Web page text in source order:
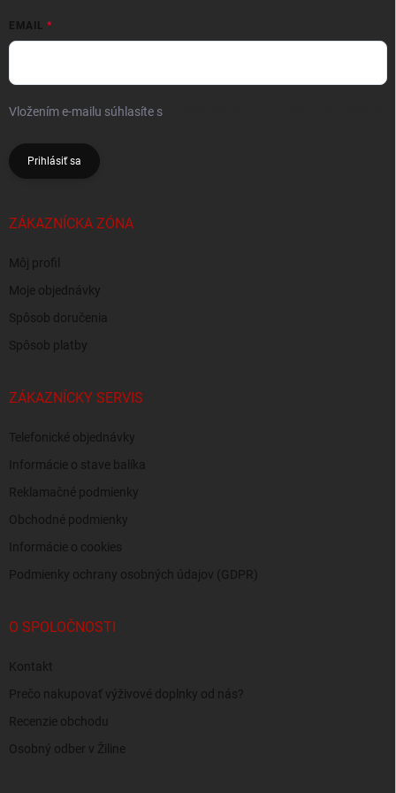
EMAIL
Vložením e-mailu súhlasíte s
Prihlásiť sa
ZÁKAZNÍCKA ZÓNA
Môj profil
Moje objednávky
Spôsob doručenia
Spôsob platby
ZÁKAZNÍCKY SERVIS
Telefonické objednávky
Informácie o stave balíka
Reklamačné podmienky
Obchodné podmienky
Informácie o cookies
Podmienky ochrany osobných údajov (GDPR)
O SPOLOČNOSTI
Kontakt
Prečo nakupovať výživové doplnky od nás?
Recenzie obchodu
Osobný odber v Žiline